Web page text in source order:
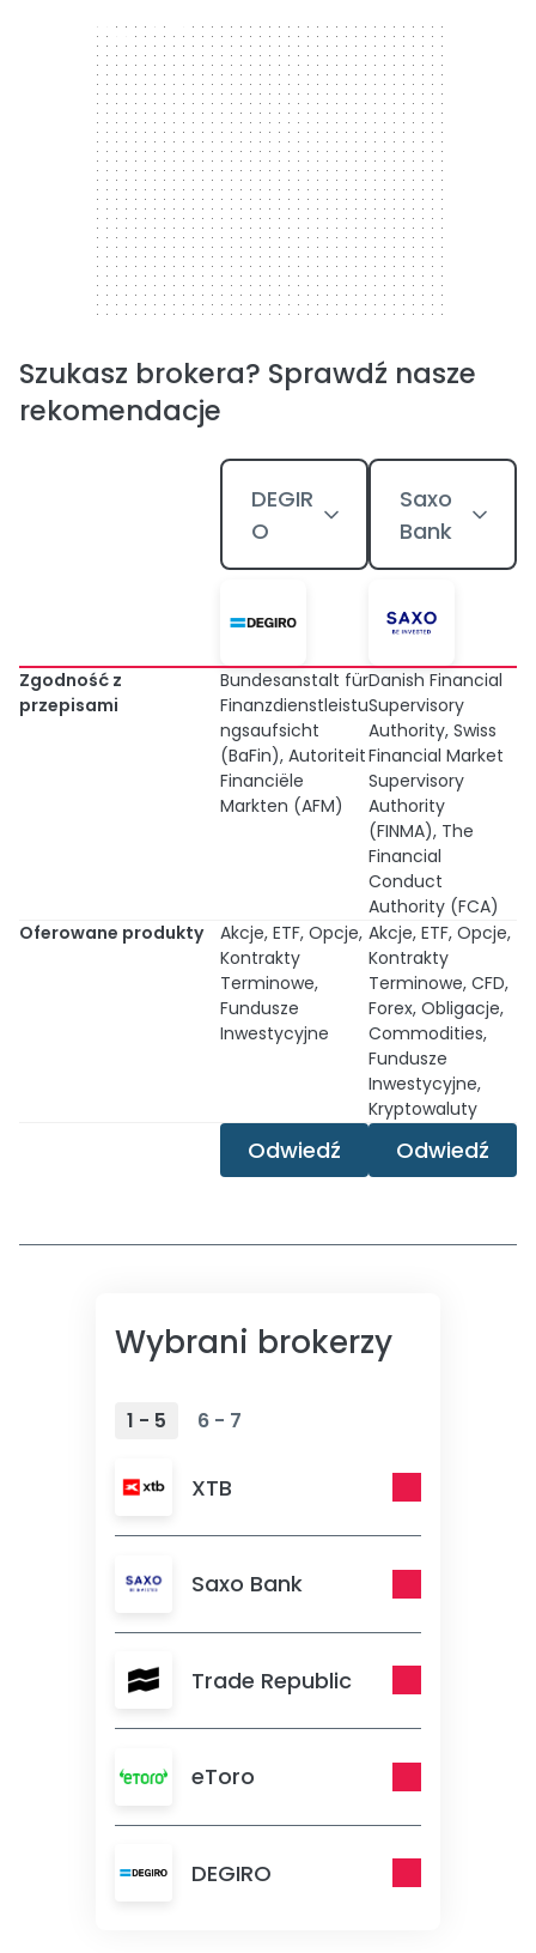
300 x 250
Szukasz brokera? Sprawdź nasze
rekomendacje
DEGIR
O
Saxo
Bank
Zgodność z
przepisami
Bundesanstalt für
Finanzdienstleistu
ngsaufsicht
(BaFin), Autoriteit
Financiële
Markten (AFM)
Danish Financial
Supervisory
Authority, Swiss
Financial Market
Supervisory
Authority
(FINMA), The
Financial
Conduct
Authority (FCA)
Oferowane produkty
Akcje, ETF, Opcje,
Kontrakty
Terminowe,
Fundusze
Inwestycyjne
Akcje, ETF, Opcje,
Kontrakty
Terminowe, CFD,
Forex, Obligacje,
Commodities,
Fundusze
Inwestycyjne,
Kryptowaluty
Odwiedź Odwiedź
Wybrani brokerzy
1 - 5 6 - 7
XTB
Saxo Bank
Trade Republic
eToro
DEGIRO